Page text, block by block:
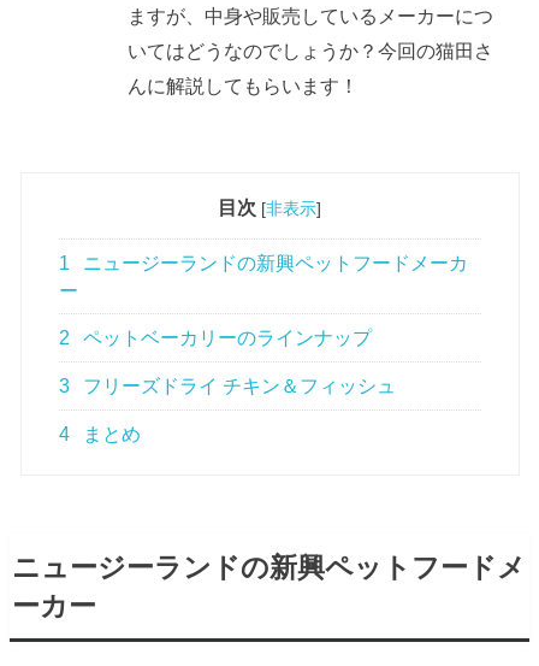
ますが、中身や販売しているメーカーにつ
いてはどうなのでしょうか？今回の猫田さ
んに解説してもらいます！
目次 [非表示]
1
ニュージーランドの新興ペットフードメーカ
ー
2 ペットベーカリーのラインナップ
3 フリーズドライ チキン＆フィッシュ
4 まとめ
ニュージーランドの新興ペットフードメ
ーカー